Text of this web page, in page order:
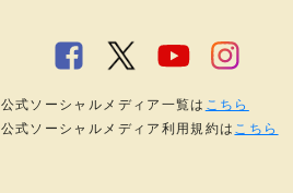
公式ソーシャルメディア一覧は こちら
公式ソーシャルメディア利用規約は こちら